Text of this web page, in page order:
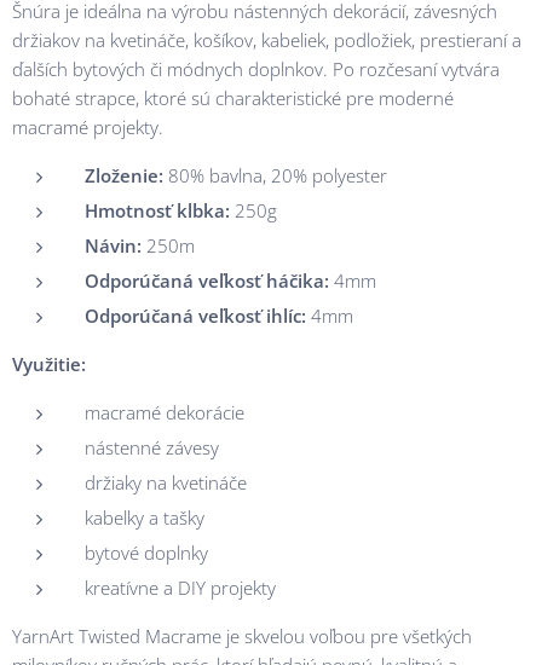
Šnúra je ideálna na výrobu nástenných dekorácií, závesných
držiakov na kvetináče, košíkov, kabeliek, podložiek, prestieraní a
ďalších bytových či módnych doplnkov. Po rozčesaní vytvára
bohaté strapce, ktoré sú charakteristické pre moderné
macramé projekty.
Zloženie: 80% bavlna, 20% polyester
Hmotnosť klbka: 250g
Návin: 250m
Odporúčaná veľkosť háčika: 4mm
Odporúčaná veľkosť ihlíc: 4mm
Využitie:
macramé dekorácie
nástenné závesy
držiaky na kvetináče
kabelky a tašky
bytové doplnky
kreatívne a DIY projekty
YarnArt Twisted Macrame je skvelou voľbou pre všetkých